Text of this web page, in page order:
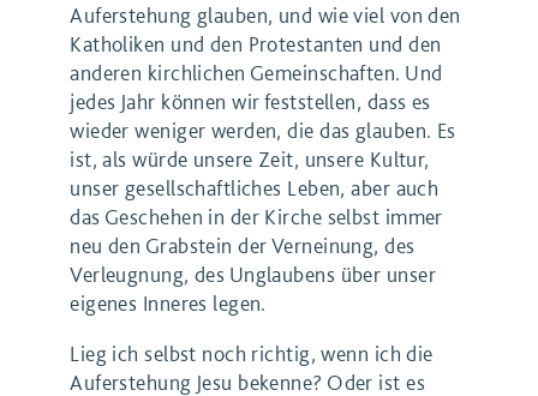
Auferstehung glauben, und wie viel von den
Katholiken und den Protestanten und den
anderen kirchlichen Gemeinschaften. Und
jedes Jahr können wir feststellen, dass es
wieder weniger werden, die das glauben. Es
ist, als würde unsere Zeit, unsere Kultur,
unser gesellschaftliches Leben, aber auch
das Geschehen in der Kirche selbst immer
neu den Grabstein der Verneinung, des
Verleugnung, des Unglaubens über unser
eigenes Inneres legen.
Lieg ich selbst noch richtig, wenn ich die
Auferstehung Jesu bekenne? Oder ist es